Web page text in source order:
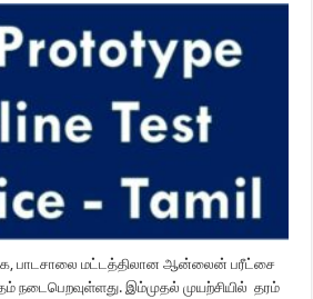
பாடசாலை மட்டத்திலான ஆன்லைன் பரீட்சை
நடைபெறவுள்ளது. இம்முதல் முயற்சியில் தரம்